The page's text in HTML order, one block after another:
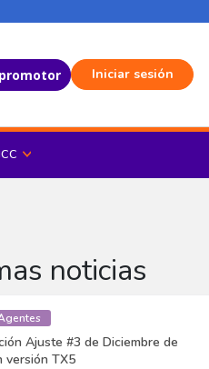
Iniciar sesión
noticias
Ajuste #3 de Diciembre de
versión TX5